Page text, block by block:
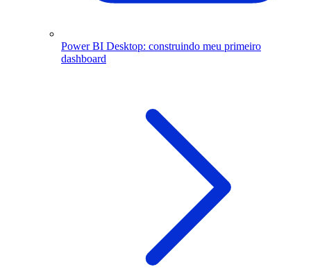
Power BI Desktop: construindo meu primeiro
dashboard